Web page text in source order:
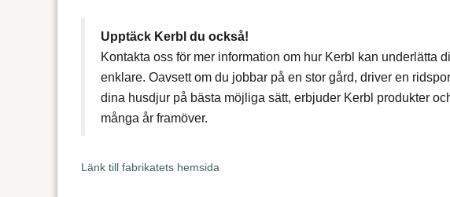
Upptäck Kerbl du också!
Kontakta oss för mer information om hur Kerbl kan underlätta
enklare. Oavsett om du jobbar på en stor gård, driver en
dina husdjur på bästa möjliga sätt, erbjuder Kerbl produkter
många år framöver.
Länk till fabrikatets hemsida